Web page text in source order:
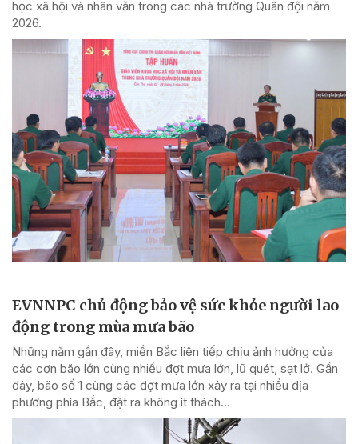
học xã hội và nhân văn trong các nhà trường Quân đội năm
2026.
EVNNPC chủ động bảo vệ sức khỏe người lao
động trong mùa mưa bão
Những năm gần đây, miền Bắc liên tiếp chịu ảnh hưởng của
các cơn bão lớn cùng nhiều đợt mưa lớn, lũ quét, sạt lở. Gần
đây, bão số 1 cùng các đợt mưa lớn xảy ra tại nhiều địa
phương phía Bắc, đặt ra không ít thách...